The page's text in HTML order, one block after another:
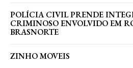
POLÍCIA CIVIL PRENDE
CRIMINOSO ENVOLVIDO EM
BRASNORTE
ZINHO MOVEIS